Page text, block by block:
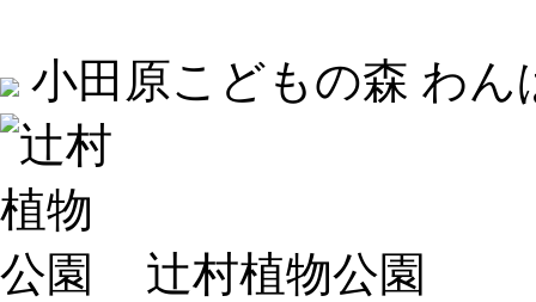
小田原こどもの森 わん
辻村植物公園